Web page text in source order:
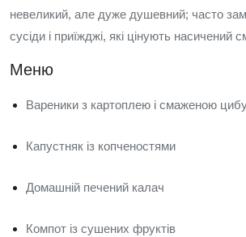
невеликий, але дуже душевний; часто
сусіди і приїжджі, які цінують насичений
Меню
Вареники з картоплею і смаженою
Капустняк із копченостями
Домашній печений калач
Компот із сушених фруктів